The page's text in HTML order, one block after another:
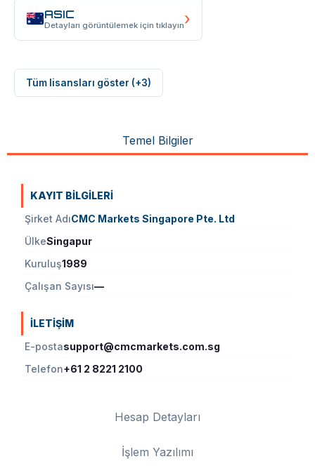
ASIC
Detayları görüntülemek için tıklayın›
Tüm lisansları göster (+3)
Temel Bilgiler
Hesap Detayları
İşlem Yazılımı
KAYIT BILGILERI
Şirket AdıCMC Markets Singapore Pte. Ltd
ÜlkeSingapur
Kuruluş1989
Çalışan Sayısı—
İLETIŞIM
E-postasupport@cmcmarkets.com.sg
Telefon+61 2 8221 2100